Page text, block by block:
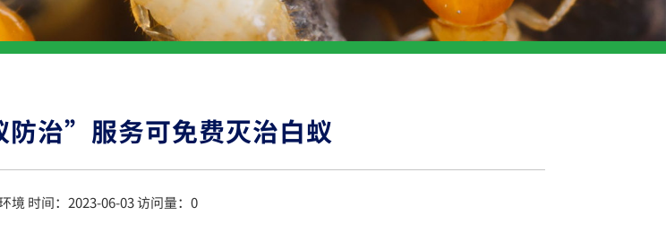
治”服务可免费灭治白蚁
境 时间：2023-06-03 访问量： 0